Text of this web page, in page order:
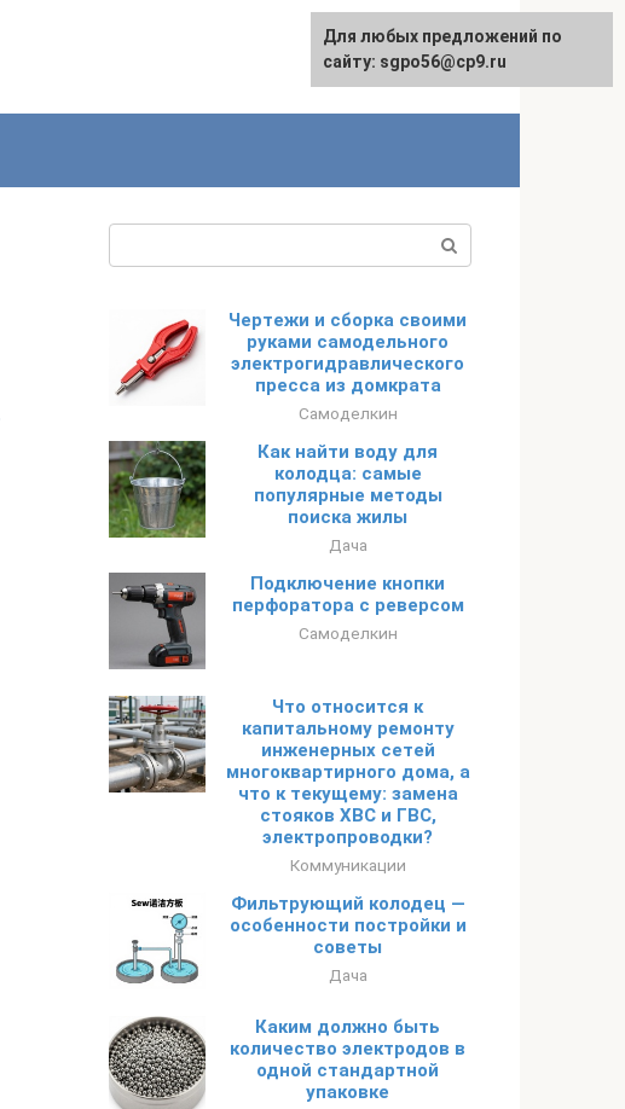
English
Чертежи и сборка своими
руками самодельного
электрогидравлического
пресса из домкрата
Самоделкин
Как найти воду для
колодца: самые
популярные методы
поиска жилы
Дача
Подключение кнопки
перфоратора с реверсом
Самоделкин
Что относится к
капитальному ремонту
инженерных сетей
многоквартирного дома, а
что к текущему: замена
стояков ХВС и ГВС,
электропроводки?
Коммуникации
Фильтрующий колодец —
особенности постройки и
советы
Дача
Каким должно быть
количество электродов в
одной стандартной
упаковке
Для любых предложений по
сайту: sgpo56@cp9.ru